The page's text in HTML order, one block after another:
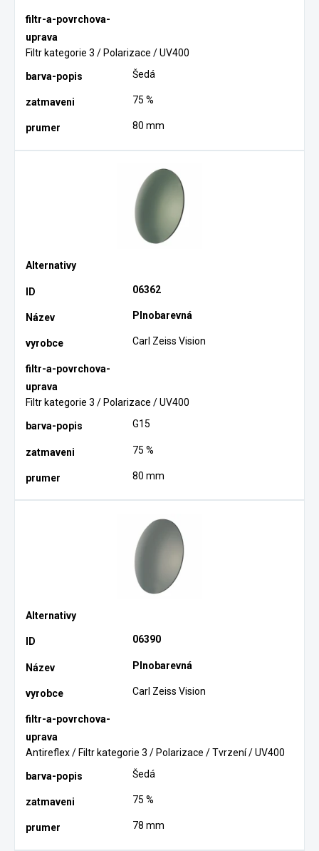
Filtr kategorie 3 / Polarizace / UV400
Šedá
75 %
80 mm
06362
Plnobarevná
Carl Zeiss Vision
Filtr kategorie 3 / Polarizace / UV400
G15
75 %
80 mm
06390
Plnobarevná
Carl Zeiss Vision
Antireflex / Filtr kategorie 3 / Polarizace / Tvrzení / UV400
Šedá
75 %
78 mm